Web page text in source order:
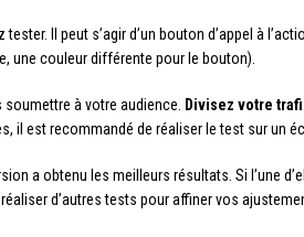
Il peut s’agir d’un bouton d’appel à
une couleur différente pour le bouton).
à votre audience. Divisez votre
il est recommandé de réaliser le test sur un
a obtenu les meilleurs résultats. Si l’une
d’autres tests pour affiner vos